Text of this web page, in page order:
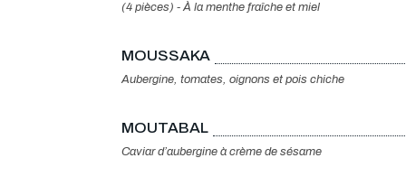
(4 pièces) - À la menthe fraîche et miel
MOUSSAKA
Aubergine, tomates, oignons et pois chiche
MOUTABAL
Caviar d’aubergine à crème de sésame